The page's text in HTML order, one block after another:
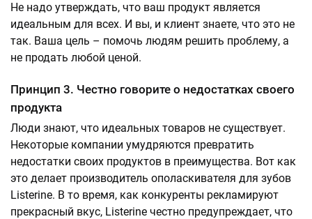
Не надо утверждать, что ваш продукт является
идеальным для всех. И вы, и клиент знаете, что это не
так. Ваша цель – помочь людям решить проблему, а
не продать любой ценой.
Принцип 3. Честно говорите о недостатках своего
продукта
Люди знают, что идеальных товаров не существует.
Некоторые компании умудряются превратить
недостатки своих продуктов в преимущества. Вот как
это делает производитель ополаскивателя для зубов
Listerine. В то время, как конкуренты рекламируют
прекрасный вкус, Listerine честно предупреждает, что